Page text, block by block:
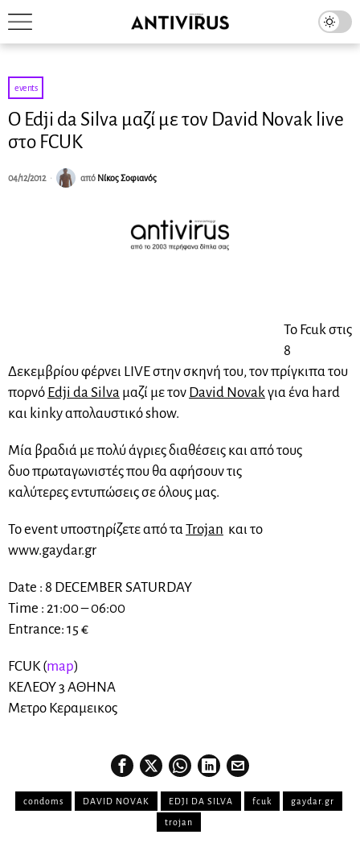
events
O Edji da Silva μαζί με τον David Novak live
στο FCUK
04/12/2012 από Νίκος Σοφιανός
To Fcuk στις
8
Δεκεμβρίου φέρνει LIVE στην σκηνή του, τον πρίγκιπα του
πορνό Edji da Silva μαζί με τον David Novakγια ένα hard
και kinky απολαυστικό show.
Μία βραδιά με πολύ άγριες διαθέσεις και από τους
δυο πρωταγωνιστές που θα αφήσουν τις
καλύτερες εντυπώσεις σε όλους μας.
To event υποστηρίζετε από ταTrojan και το
www.gaydar.gr
Date : 8 DECEMBER SATURDAY
Time : 21:00 – 06:00
Entrance: 15 €
FCUK (map)
ΚΕΛΕΟΥ 3 ΑΘΗΝΑ
Μετρο Κεραμεικος
condoms DAVID NOVAK EDJI DA SILVA fcuk gaydar.gr
trojan